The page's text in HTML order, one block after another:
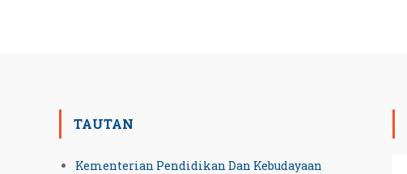
TAUTAN
Kementerian Pendidikan Dan Kebudayaan